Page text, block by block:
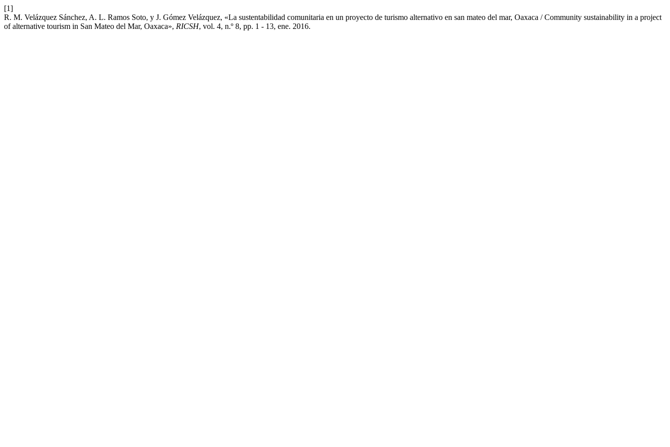
[1]
R. M. Velázquez Sánchez, A. L. Ramos Soto, y J. Gómez Velázquez, «La sustentabilidad comunitaria en un proyecto de turismo alternativo en san mateo del mar, Oaxaca / Community sustainability in a project
of alternative tourism in San Mateo del Mar, Oaxaca», RICSH, vol. 4, n.º 8, pp. 1 - 13, ene. 2016.